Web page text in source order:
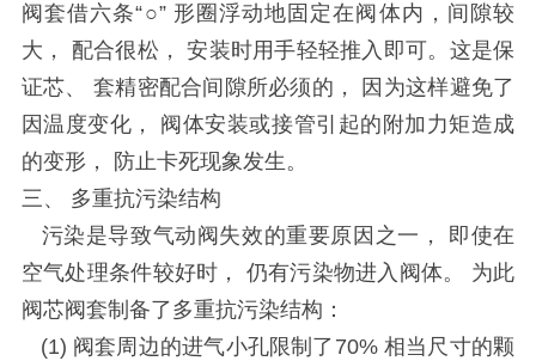
阀套借六条“○” 形圈浮动地固定在阀体内，间隙较
大， 配合很松， 安装时用手轻轻推入即可。这是保
证芯、 套精密配合间隙所必须的， 因为这样避免了
因温度变化， 阀体安装或接管引起的附加力矩造成
的变形， 防止卡死现象发生。
三、 多重抗污染结构
污染是导致气动阀失效的重要原因之一， 即使在
空气处理条件较好时， 仍有污染物进入阀体。 为此
阀芯阀套制备了多重抗污染结构：
(1) 阀套周边的进气小孔限制了 70% 相当尺寸的颗